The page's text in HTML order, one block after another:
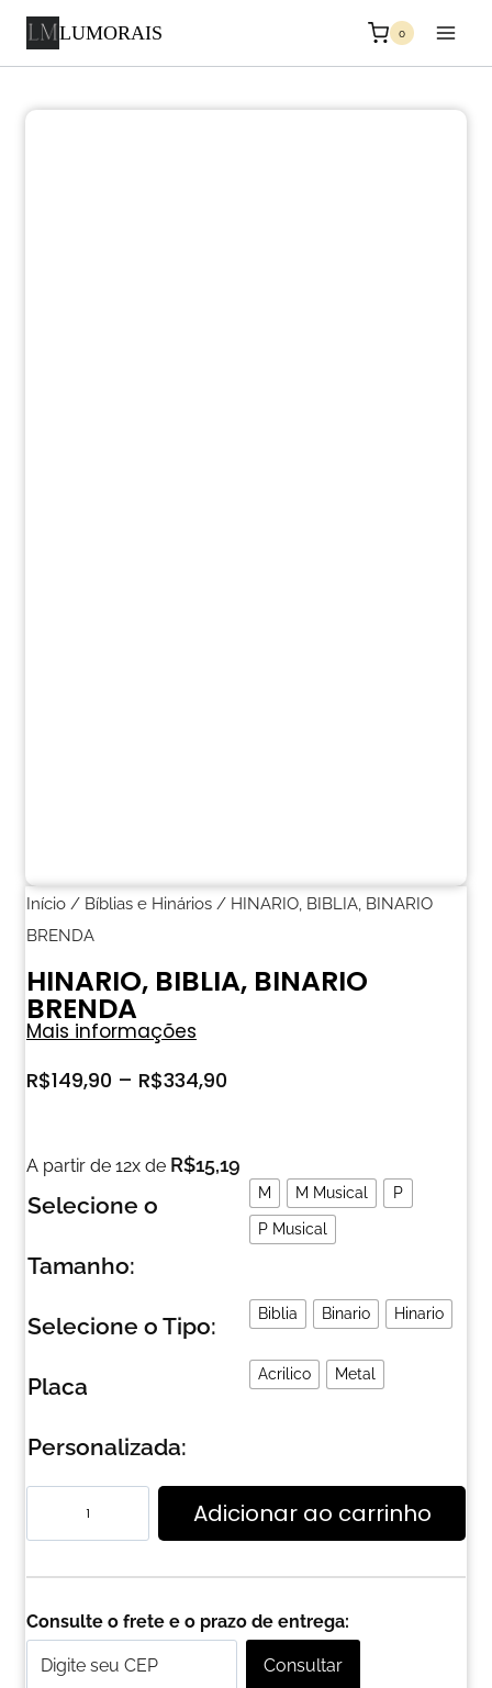
LUMORAIS 0
Início / Bíblias e Hinários / HINARIO, BIBLIA, BINARIO
BRENDA
HINARIO, BIBLIA, BINARIO
BRENDA
Mais informações
R$149,90 – R$334,90
A partir de 12x de R$15,19
Selecione o
Tamanho:
M M Musical P
P Musical
Selecione o Tipo: Biblia Binario Hinario
Placa
Personalizada:
Acrilico Metal
Adicionar ao carrinho
Consulte o frete e o prazo de entrega:
Consultar